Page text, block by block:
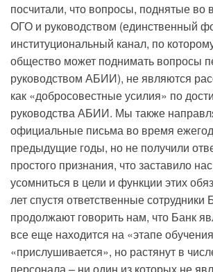
посчитали, что вопросы, поднятые во
ОГО и руководством (единственный
институциональный канал, по
общество может поднимать вопросы
руководством АБИИ), не являются
как «добросовестные усилия» по
руководства АБИИ. Мы также
официальные письма во время
предыдущие годы, но не получили
простого признания, что заставило
усомниться в цели и функции этих
лет спустя ответственные сотрудники
продолжают говорить нам, что Банк
все еще находится на «этапе
«прислушивается», но растянут в